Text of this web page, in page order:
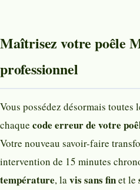
Maîtrisez votre poêle
professionnel
Vous possédez désormais
chaque code erreur de votre
Votre nouveau savoir-faire
intervention de 15 minutes
température, lavis sans finet le